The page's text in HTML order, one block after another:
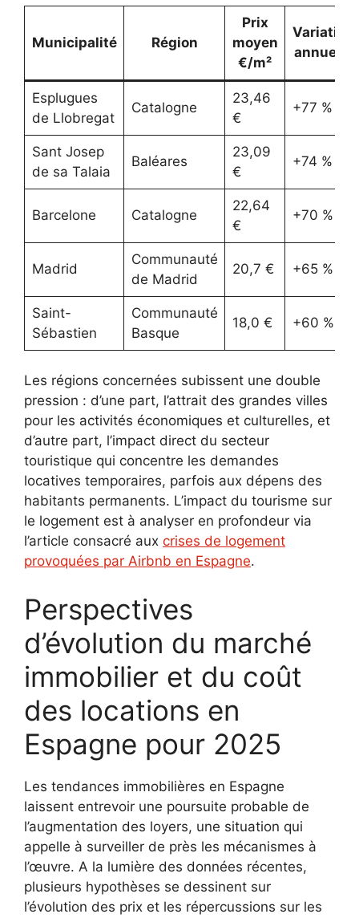
Municipalité Région
Prix
moyen
€/m²
Variation
annuelle
Esplugues
de Llobregat
Catalogne
23,46
€
+77 %
Sant Josep
de sa Talaia
Baléares
23,09
€
+74 %
Barcelone Catalogne
22,64
€
+70 %
Madrid
Communauté
de Madrid
20,7 € +65 %
Saint-
Sébastien
Communauté
Basque
18,0 € +60 %
Les régions concernées subissent une double
pression : d’une part, l’attrait des grandes villes
pour les activités économiques et culturelles, et
d’autre part, l’impact direct du secteur
touristique qui concentre les demandes
locatives temporaires, parfois aux dépens des
habitants permanents. L’impact du tourisme sur
le logement est à analyser en profondeur via
l’article consacré aux crises de logement
provoquées par Airbnb en Espagne.
Perspectives
d’évolution du marché
immobilier et du coût
des locations en
Espagne pour 2025
Les tendances immobilières en Espagne
laissent entrevoir une poursuite probable de
l’augmentation des loyers, une situation qui
appelle à surveiller de près les mécanismes à
l’œuvre. A la lumière des données récentes,
plusieurs hypothèses se dessinent sur
l’évolution des prix et les répercussions sur les